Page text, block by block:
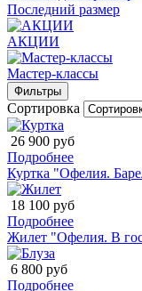
Последний размер
АКЦИИ
Мастер-классы
Фильтры
Сортировка
26 900 руб
Подробнее
Куртка "Офелия.
18 100 руб
Подробнее
Жилет "Офелия. В
6 800 руб
Подробнее